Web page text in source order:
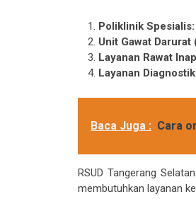
Poliklinik Spesialis:
Unit Gawat Darurat
Layanan Rawat
Layanan
Baca Juga : Cara
RSUD Tangerang
membutuhkan layanan